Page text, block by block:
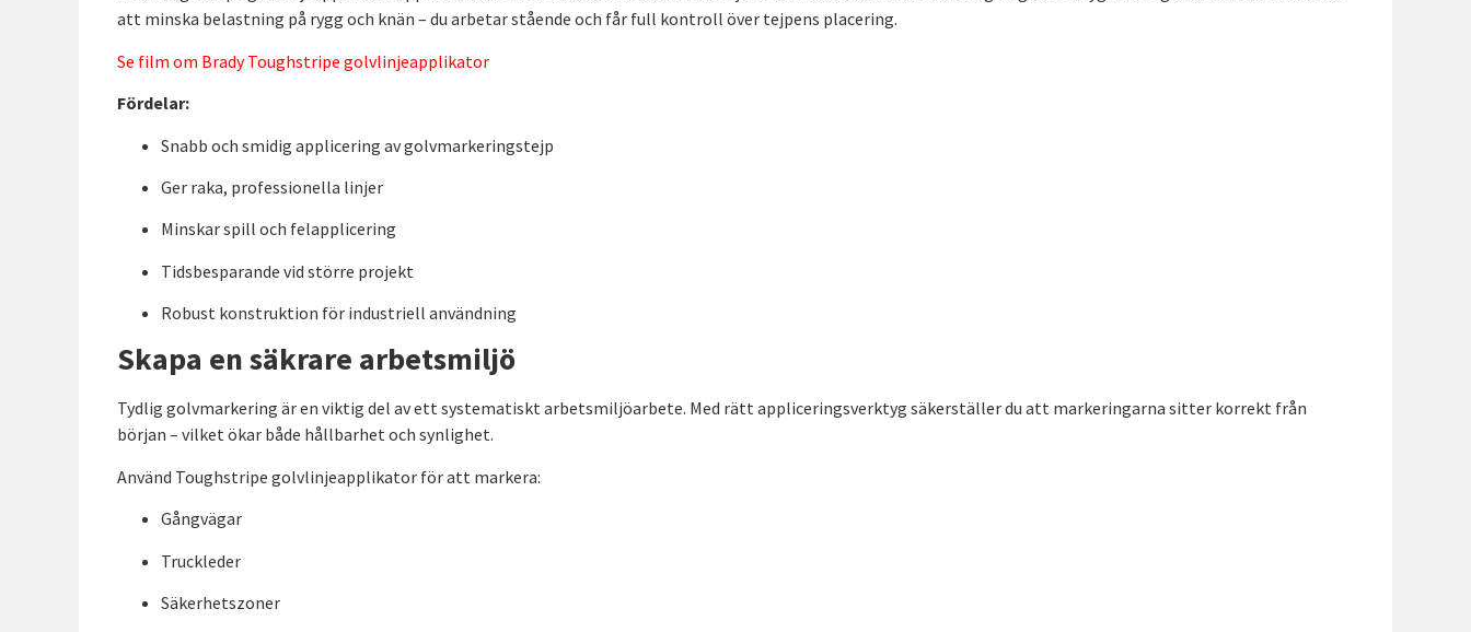
att minska belastning på rygg och knän – du arbetar stående och får full kontroll över tejpens placering.
Se film om Brady Toughstripe golvlinjeapplikator
Fördelar:
Snabb och smidig applicering av golvmarkeringstejp
Ger raka, professionella linjer
Minskar spill och felapplicering
Tidsbesparande vid större projekt
Robust konstruktion för industriell användning
Skapa en säkrare arbetsmiljö
Tydlig golvmarkering är en viktig del av ett systematiskt arbetsmiljöarbete. Med rätt appliceringsverktyg säkerställer du att markeringarna sitter korrekt från
början – vilket ökar både hållbarhet och synlighet.
Använd Toughstripe golvlinjeapplikator för att markera:
Gångvägar
Truckleder
Säkerhetszoner